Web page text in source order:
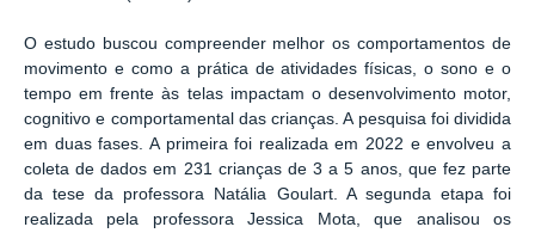
O estudo buscou compreender melhor os comportamentos de
movimento e como a prática de atividades físicas, o sono e o
tempo em frente às telas impactam o desenvolvimento motor,
cognitivo e comportamental das crianças. A pesquisa foi dividida
em duas fases. A primeira foi realizada em 2022 e envolveu a
coleta de dados em 231 crianças de 3 a 5 anos, que fez parte
da tese da professora Natália Goulart. A segunda etapa foi
realizada pela professora Jessica Mota, que analisou os